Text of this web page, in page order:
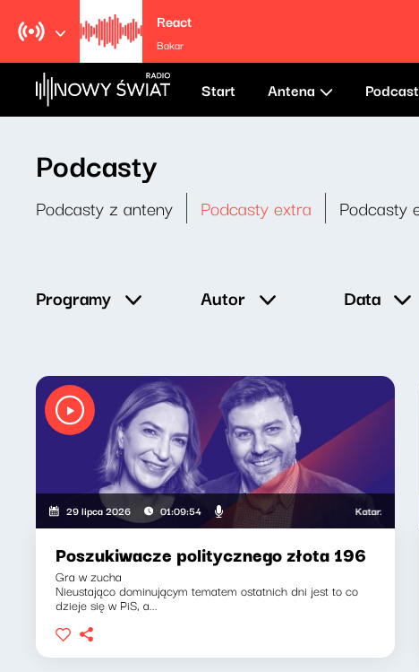
React
Bakar
Start Antena
Podcasty
Podcasty z anteny Podcasty extra Podcasty
Programy Autor Data
29 lipca 2026 01:09:54 Katarzyna
Poszukiwacze politycznego złota 196
Gra w zucha
Nieustająco dominującym tematem ostatnich dni jest to co
dzieje się w PiS, a...